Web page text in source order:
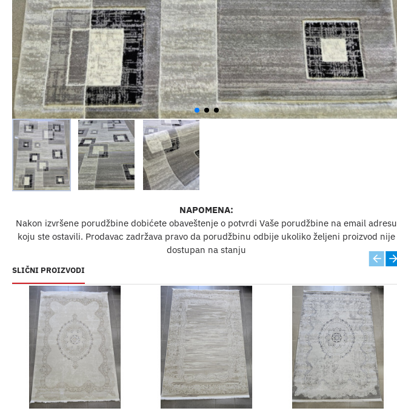
SLIČNI PROIZVODI
NAPOMENA:
Nakon izvršene porudžbine dobićete obaveštenje o potvrdi Vaše porudžbine na email adresu
koju ste ostavili. Prodavac zadržava pravo da porudžbinu odbije ukoliko željeni proizvod nije
dostupan na stanju